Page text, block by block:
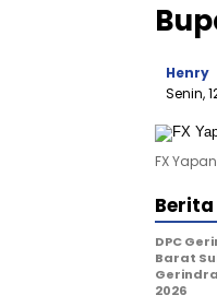
Henry
Senin,
FX
DPC
Barat
2026